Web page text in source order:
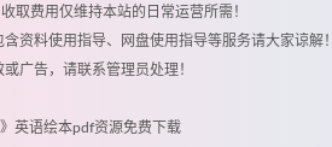
取费用仅维持本站的日常运营所需！
资料使用指导、网盘使用指导等服务请大家谅解！
广告，请联系管理员处理！
》英语绘本pdf资源免费下载